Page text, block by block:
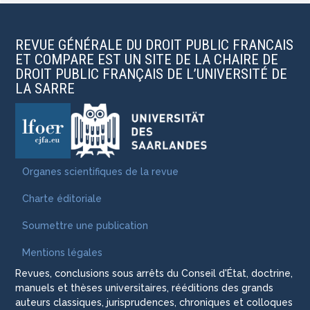
REVUE GÉNÉRALE DU DROIT PUBLIC FRANCAIS
ET COMPARE EST UN SITE DE LA CHAIRE DE
DROIT PUBLIC FRANÇAIS DE L’UNIVERSITÉ DE
LA SARRE
Organes scientifiques de la revue
Charte éditoriale
Soumettre une publication
Mentions légales
Revues, conclusions sous arrêts du Conseil d'État, doctrine,
manuels et thèses universitaires, rééditions des grands
auteurs classiques, jurisprudences, chroniques et colloques